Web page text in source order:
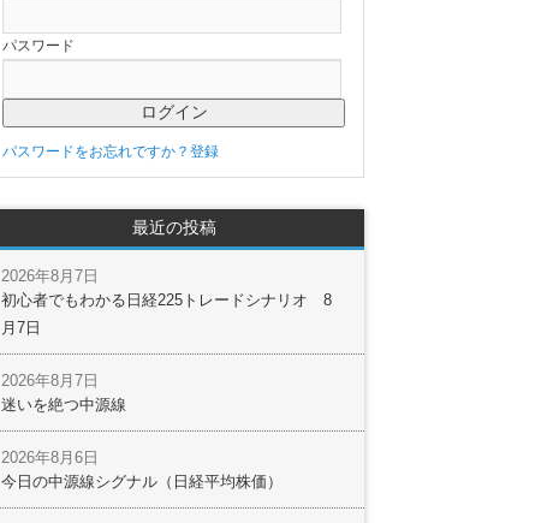
パスワード
パスワードをお忘れですか？ 登録
最近の投稿
初心者でもわかる日経225トレードシナリオ 8
月7日
2026年8月7日
迷いを絶つ中源線
2026年8月7日
今日の中源線シグナル（日経平均株価）
2026年8月6日